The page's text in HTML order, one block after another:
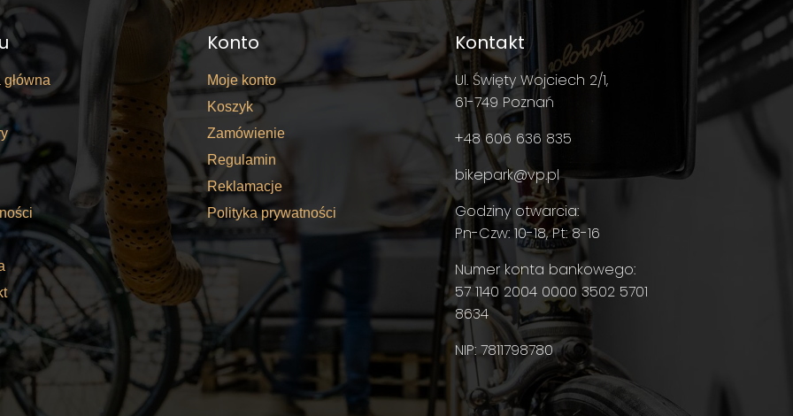
Konto
Moje konto
Koszyk
Zamówienie
Regulamin
Reklamacje
Polityka prywatności
Kontakt
Ul. Święty Wojciech 2/1,
61-749 Poznań
+48 606 636 835
bikepark@vp.pl
Godziny otwarcia:
Pn-Czw: 10-18, Pt: 8-16
Numer konta bankowego:
57 1140 2004 0000 3502 5701
8634
NIP: 7811798780